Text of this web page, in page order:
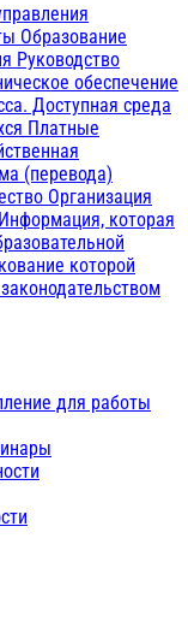
Образование
Руководство
обеспечение
Доступная среда
Платные
(перевода)
Организация
Информация, которая
которой
для работы